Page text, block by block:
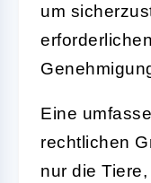
um
Eine
rechtlichen
nur die